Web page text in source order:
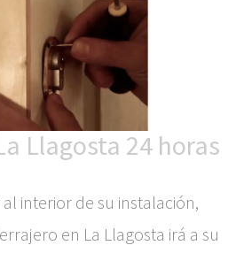
Llagosta 24 horas
interior de su instalación,
en La Llagosta irá a su